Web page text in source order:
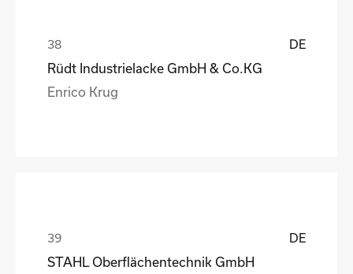
DE
Rüdt Industrielacke GmbH & Co.KG
Enrico Krug
DE
STAHL Oberflächentechnik GmbH